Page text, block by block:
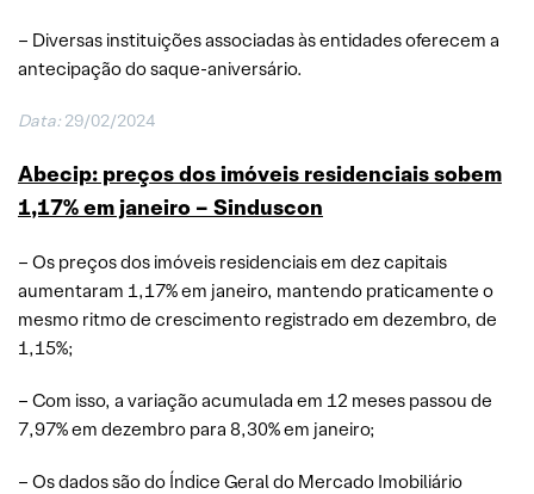
– Diversas instituições associadas às entidades oferecem a
antecipação do saque-aniversário.
Data: 29/02/2024
Abecip: preços dos imóveis residenciais sobem
1,17% em janeiro – Sinduscon
– Os preços dos imóveis residenciais em dez capitais
aumentaram 1,17% em janeiro, mantendo praticamente o
mesmo ritmo de crescimento registrado em dezembro, de
1,15%;
– Com isso, a variação acumulada em 12 meses passou de
7,97% em dezembro para 8,30% em janeiro;
– Os dados são do Índice Geral do Mercado Imobiliário